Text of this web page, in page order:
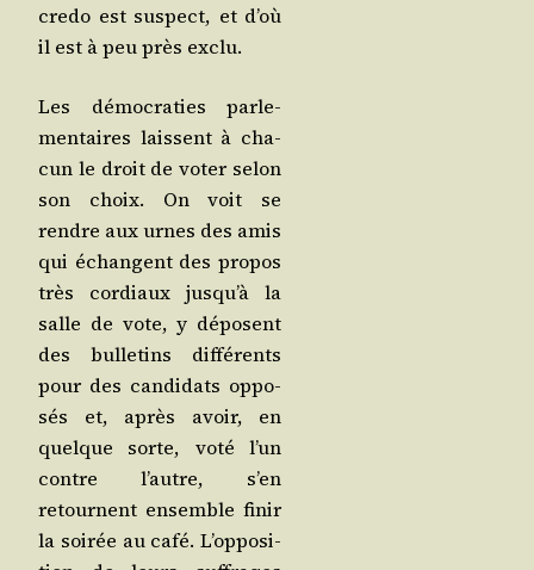
cre­do est sus­pect, et d’où
il est à peu près exclu.
Les démo­cra­ties par­le­
men­taires laissent à cha­
cun le droit de voter selon
son choix. On voit se
rendre aux urnes des amis
qui échangent des pro­pos
très cor­diaux jus­qu’à la
salle de vote, y déposent
des bul­le­tins dif­fé­rents
pour des can­di­dats oppo­
sés et, après avoir, en
quelque sorte, voté l’un
contre l’autre, s’en
retournent ensemble finir
la soi­rée au café. L’op­po­si­